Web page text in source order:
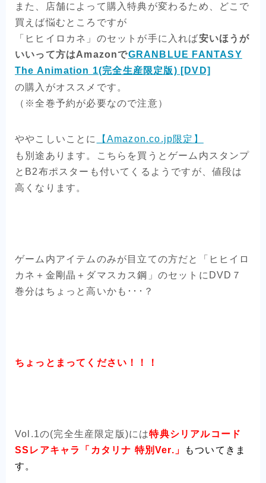
また、店舗によって購入特典が変わるため、どこで
買えば悩むところですが
「ヒヒイロカネ」のセットが手に入れば安いほうが
いいって方はAmazonでGRANBLUE FANTASY
The Animation 1(完全生産限定版) [DVD]
の購入がオススメです。
（※全巻予約が必要なので注意）
ややこしいことに
【Amazon.co.jp限定】
も別途あります。こちらを買うとゲーム内スタンプ
とB2布ポスターも付いてくるようですが、値段は
高くなります。
ゲーム内アイテムのみが目立ての方だと「ヒヒイロ
カネ＋金剛晶＋ダマスカス鋼」のセットにDVD７
巻分はちょっと高いかも･･･？
ちょっとまってください！！！
Vol.1の(完全生産限定版)には特典シリアルコード
SSレアキャラ「カタリナ 特別Ver.」
もついてきま
す。